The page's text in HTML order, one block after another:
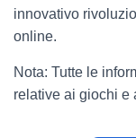
innovativo
online.
Nota: Tutte le
relative ai giochi e